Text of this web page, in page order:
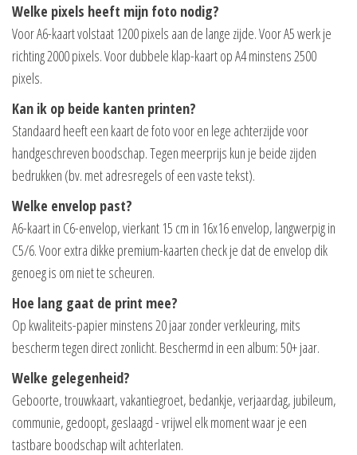
Welke pixels heeft mijn foto nodig?
Voor A6-kaart volstaat 1200 pixels aan de lange zijde. Voor A5 werk je
richting 2000 pixels. Voor dubbele klap-kaart op A4 minstens 2500
pixels.
Kan ik op beide kanten printen?
Standaard heeft een kaart de foto voor en lege achterzijde voor
handgeschreven boodschap. Tegen meerprijs kun je beide zijden
bedrukken (bv. met adresregels of een vaste tekst).
Welke envelop past?
A6-kaart in C6-envelop, vierkant 15 cm in 16x16 envelop, langwerpig in
C5/6. Voor extra dikke premium-kaarten check je dat de envelop dik
genoeg is om niet te scheuren.
Hoe lang gaat de print mee?
Op kwaliteits-papier minstens 20 jaar zonder verkleuring, mits
bescherm tegen direct zonlicht. Beschermd in een album: 50+ jaar.
Welke gelegenheid?
Geboorte, trouwkaart, vakantiegroet, bedankje, verjaardag, jubileum,
communie, gedoopt, geslaagd - vrijwel elk moment waar je een
tastbare boodschap wilt achterlaten.